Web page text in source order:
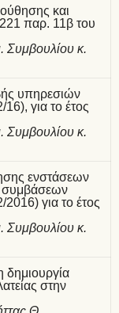
και
παρ. 11β του
Συμβουλίου κ.
υπηρεσιών
για το έτος
Συμβουλίου κ.
ενστάσεων
συμβάσεων
για το έτος
Συμβουλίου κ.
δημιουργία
στην